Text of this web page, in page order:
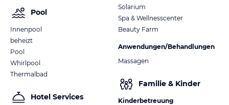
Pool
Innenpool
beheizt
Pool
Whirlpool
Thermalbad
Hotel Services
Solarium
Spa & Wellnesscenter
Beauty Farm
Anwendungen/Behandlungen
Massagen
Familie & Kinder
Kinderbetreuung